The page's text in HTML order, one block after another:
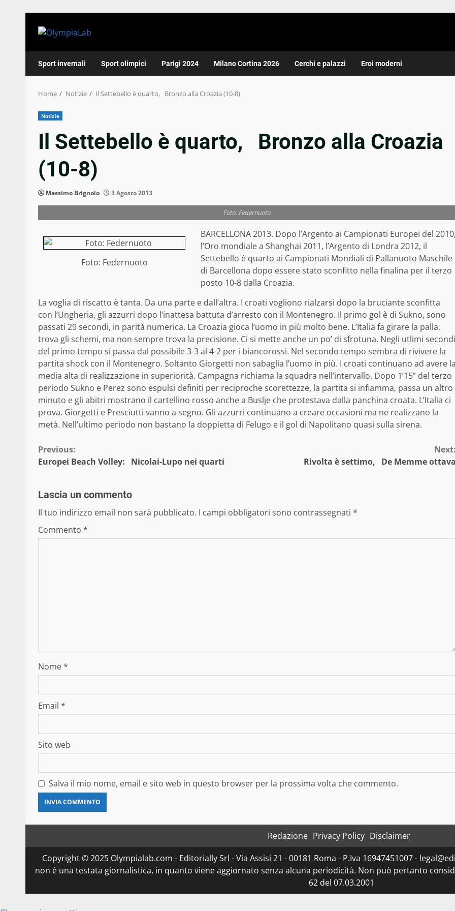
Sport invernali Sport olimpici Parigi 2024 Milano Cortina 2026 Cerchi e palazzi Eroi moderni
Home Notizie Il Settebello è quarto, Bronzo alla Croazia (10-8)
Notizie
Il Settebello è quarto, Bronzo alla Croazia
(10-8)
Massimo Brignolo 3 Agosto 2013
Foto: Federnuoto
Foto: Federnuoto
BARCELLONA 2013. Dopo l’Argento ai Campionati Europei del
l’Oro mondiale a Shanghai 2011, l’Argento di Londra 2012, il
Settebello è quarto ai Campionati Mondiali di Pallanuoto Maschile
di Barcellona dopo essere stato sconfitto nella finalina per il terzo
posto 10-8 dalla Croazia.
La voglia di riscatto è tanta. Da una parte e dall’altra. I croati vogliono rialzarsi dopo la bruciante sconfitta
con l’Ungheria, gli azzurri dopo l’inattesa battuta d’arresto con il Montenegro. Il primo gol è di Sukno, sono
passati 29 secondi, in parità numerica. La Croazia gioca l’uomo in più molto bene. L’Italia fa girare la palla,
trova gli schemi, ma non sempre trova la precisione. Ci si mette anche un po’ di sfrotuna. Negli utlimi secondi
del primo tempo si passa dal possibile 3-3 al 4-2 per i biancorossi. Nel secondo tempo sembra di rivivere la
partita shock con il Montenegro. Soltanto Giorgetti non sabaglia l’uomo in più. I croati continuano ad avere
media alta di realizzazione in superiorità. Campagna richiama la squadra nell’intervallo. Dopo 1’15” del terzo
periodo Sukno e Perez sono espulsi definiti per reciproche scorettezze, la partita si infiamma, passa un altro
minuto e gli abitri mostrano il cartellino rosso anche a Buslje che protestava dalla panchina croata. L’Italia ci
prova. Giorgetti e Presciutti vanno a segno. Gli azzurri continuano a creare occasioni ma ne realizzano la
metà. Nell’ultimo periodo non bastano la doppietta di Felugo e il gol di Napolitano quasi sulla sirena.
Continue
Reading
Previous:
Europei Beach Volley: Nicolai-Lupo nei quarti
Rivolta è settimo, De Memme
Lascia un commento
Il tuo indirizzo email non sarà pubblicato. I campi obbligatori sono contrassegnati *
Commento *
Nome*
Email *
Sito web
Salva il mio nome, email e sito web in questo browser per la prossima volta che commento.
Redazione Privacy Policy Disclaimer
Copyright © 2025 Olympialab.com - Editorially Srl - Via Assisi 21 - 00181 Roma - P.Iva 16947451007 -
non è una testata giornalistica, in quanto viene aggiornato senza alcuna periodicità. Non può pertanto
62 del 07.03.2001